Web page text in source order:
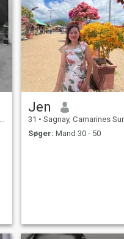
Jen
31 • Sagnay, Camarines Sur, Filippinerne
Søger: Mand 30 - 50